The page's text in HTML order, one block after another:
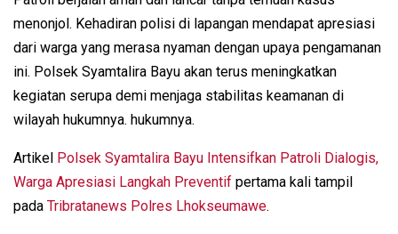
menonjol. Kehadiran polisi di lapangan mendapat apresiasi
dari warga yang merasa nyaman dengan upaya pengamanan
ini. Polsek Syamtalira Bayu akan terus meningkatkan
kegiatan serupa demi menjaga stabilitas keamanan di
wilayah hukumnya. hukumnya.
Artikel Polsek Syamtalira Bayu Intensifkan Patroli Dialogis,
Warga Apresiasi Langkah Preventif pertama kali tampil
pada Tribratanews Polres Lhokseumawe.